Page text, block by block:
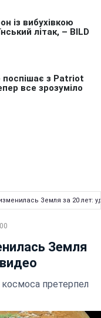
Земля за 20 лет:
Земля
претерпел